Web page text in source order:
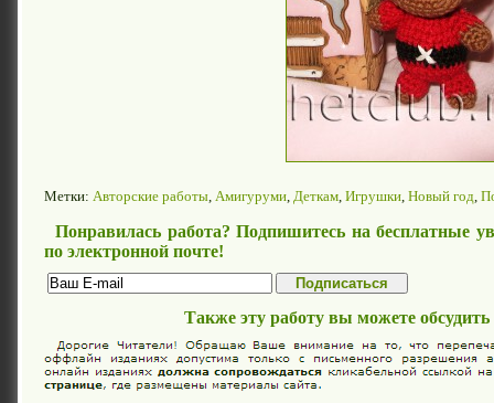
Метки: Авторские работы, Амигуруми, Деткам, Игрушки, Новый год,
Понравилась работа? Подпишитесь на бесплатные
по электронной почте!
Также эту работу вы можете